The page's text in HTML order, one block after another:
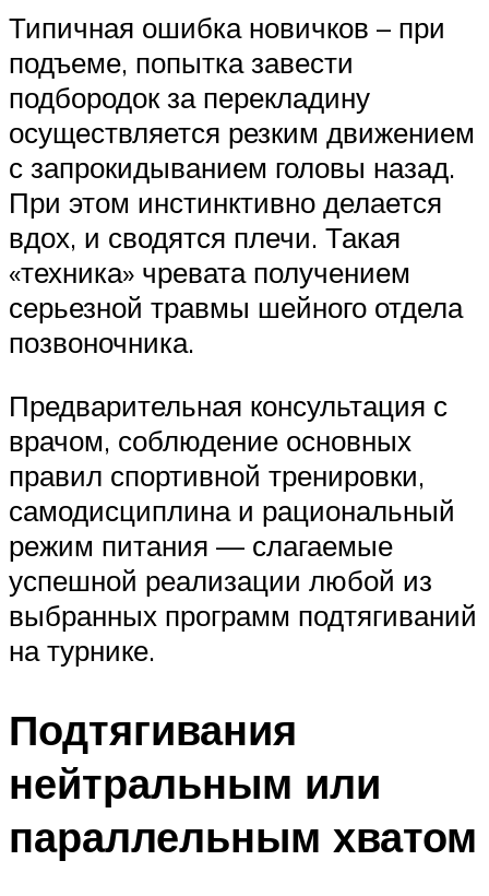
Типичная ошибка новичков – при
подъеме, попытка завести
подбородок за перекладину
осуществляется резким движением
с запрокидыванием головы назад.
При этом инстинктивно делается
вдох, и сводятся плечи. Такая
«техника» чревата получением
серьезной травмы шейного отдела
позвоночника.
Предварительная консультация с
врачом, соблюдение основных
правил спортивной тренировки,
самодисциплина и рациональный
режим питания — слагаемые
успешной реализации любой из
выбранных программ подтягиваний
на турнике.
Подтягивания
нейтральным или
параллельным хватом